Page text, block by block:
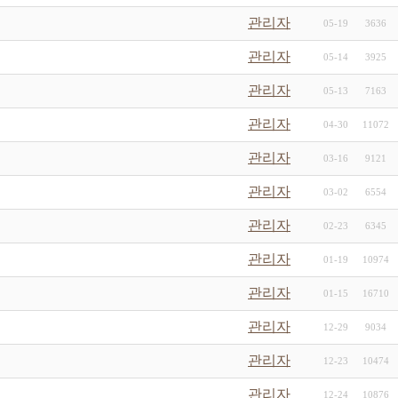
관리자 05-19 3636
관리자 05-14 3925
관리자 05-13 7163
관리자 04-30 11072
관리자 03-16 9121
관리자 03-02 6554
관리자 02-23 6345
관리자 01-19 10974
관리자 01-15 16710
관리자 12-29 9034
관리자 12-23 10474
관리자 12-24 10876